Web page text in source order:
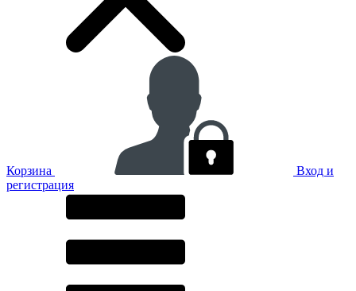
Корзина
Вход и
регистрация